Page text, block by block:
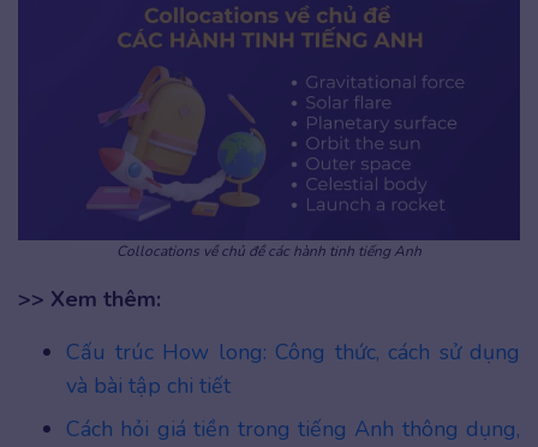
Collocations về chủ đề các hành tinh tiếng Anh
>> Xem thêm:
Cấu trúc How long: Công thức, cách sử dụng
và bài tập chi tiết
Cách hỏi giá tiền trong tiếng Anh thông dụng,